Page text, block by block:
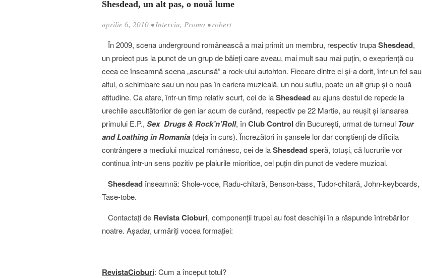
Shesdead, un alt pas, o nouă lume
aprilie 6, 2010 •Interviu, Promo •robert
În 2009, scena underground românească a mai primit un membru, respectiv trupaShesdead,
un proiect pus la punct de un grup de băieţi care aveau, mai mult sau mai puţin, o exeprienţă cu
ceea ce înseamnă scena „ascunsă” a rock-ului autohton. Fiecare dintre ei şi-a dorit, într-un fel sau
altul, o schimbare sau un nou pas în cariera muzicală, un nou suflu, poate un alt grup şi o nouă
atitudine. Ca atare, într-un timp relativ scurt, cei de laShesdeadau ajuns destul de repede la
urechile ascultătorilor de gen iar acum de curând, respectiv pe 22 Martie, au reuşit şi lansarea
primului E.P., Sex Drugs & Rock’n’Roll, înClub Control din Bucureşti, urmat de turneul Tour
and Loathing in Romania (deja în curs). Încrezători în şansele lor dar conştienţi de dificila
contrângere a mediului muzical românesc, cei de laShesdeadsperă, totuşi, că lucrurile vor
continua într-un sens pozitiv pe plaiurile mioritice, cel puţin din punct de vedere muzical.
Shesdeadînseamnă: Shole-voce, Radu-chitară, Benson-bass, Tudor-chitară, John-keyboards,
Tase-tobe.
Contactaţi de Revista Cioburi, componenţii trupei au fost deschişi în a răspunde întrebărilor
noatre. Aşadar, urmăriţi vocea formaţiei:
RevistaCioburi: Cum a început totul?